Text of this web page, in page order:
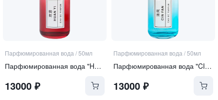
Парфюмированная вода /50мл
Парфюмированная вода "HUAN YI"
13000 ₽
Парфюмированная вода /50мл
Парфюмированная вода "CIN FAN"
13000₽